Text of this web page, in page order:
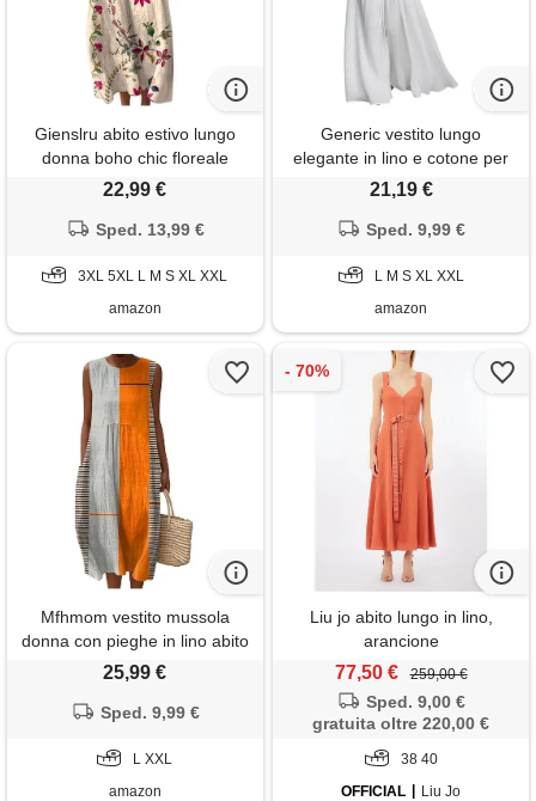
Gienslru abito estivo lungo
donna boho chic floreale
vintage, scollo a v maniche
tasche, vestito elegante
estate taglie forti curvy 2026
moda cerimonia
22,99 €
Sped. 13,99 €
3XL 5XL L M S XL XXL
amazon
Generic vestito lungo
elegante in lino e cotone per
donna, con patchwork,
singolo, maniche lunghe, con
spiaggia, formale, per
cerimonie estive, bianco
21,19 €
Sped. 9,99 €
L M S XL XXL
amazon
Mfhmom vestito mussola
donna con pieghe in lino abito
estivo boho con scollo
rotondo leggero e traspirante
lunghezza al ginocchio abiti
stampato senza maniche
vestiti estivi a linea a
25,99 €
Sped. 9,99 €
L XXL
amazon
Liu jo abito lungo in lino,
arancione
77,50 € 259,00 €
Sped. 9,00 €
gratuita oltre 220,00 €
38 40
OFFICIAL
Liu Jo